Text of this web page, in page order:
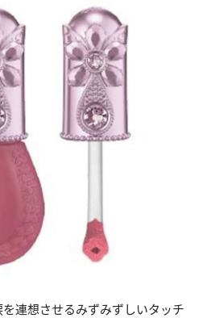
連想させるみずみずしいタッチ